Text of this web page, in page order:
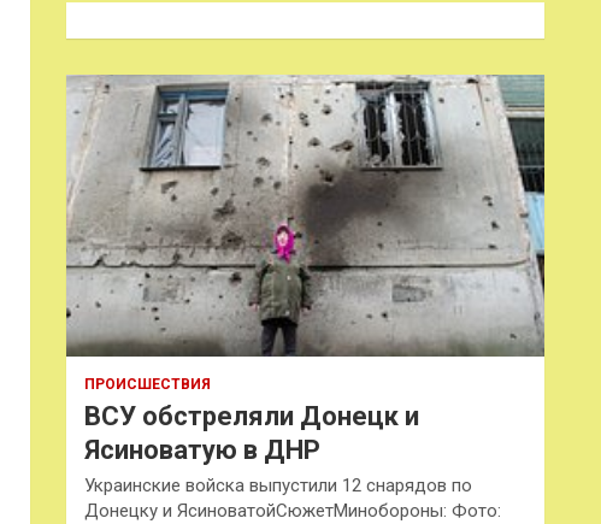
к
ПРОИСШЕСТВИЯ
ВСУ обстреляли Донецк и
Ясиноватую в ДНР
Украинские войска выпустили 12 снарядов по
Донецку и ЯсиноватойСюжетМинобороны: Фото: